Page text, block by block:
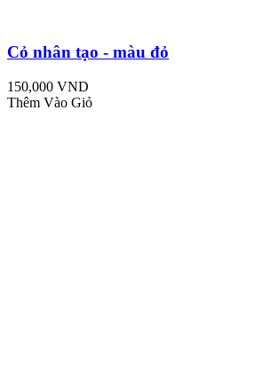
Cỏ nhân tạo - màu đỏ
150,000 VND
Thêm Vào Giỏ